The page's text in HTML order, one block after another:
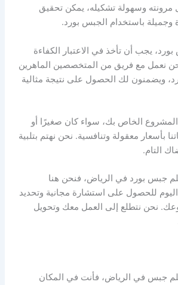
مرونته وسهولة تشكيله، يمكن تحقيق
وجميلة باستخدام الجبس بورد.
يجب أن تأخذ في الاعتبار الكفاءة
نعمل مع فريق من المتخصصين الماهرين
ويضمنون لك الحصول على نتيجة مثالية
الخاص بك، سواء كان صغيرًا أو
بأسعار معقولة وتنافسية. نحن نهتم بتلبية
التام.
جبس بورد في الرياض، فنحن هنا
للحصول على استشارة مجانية وتحديد
نحن نتطلع إلى العمل معك وتحويل
جبس في الرياض، فأنت في المكان